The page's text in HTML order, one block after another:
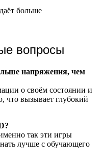
вопросы
напряжения, чем
о своём состоянии и
что вызывает глубокий
так эти игры
лучше с обучающего